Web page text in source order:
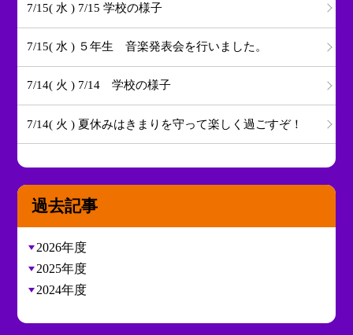
7/15( 水 ) 7/15 学校の様子
7/15( 水 ) ５年生 音楽発表会を行いました。
7/14( 火 ) 7/14 学校の様子
7/14( 火 ) 夏休みはきまりを守って楽しく過ごすぞ！
過去記事
2026年度
2025年度
2024年度